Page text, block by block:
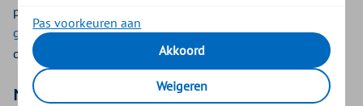
persoonsgebonden budget (pgb). Via de website kun je een
gratis online minicursusdoen met een pgb-test. Daarmee
ontdek je of een pgb bij je past.
Neem contact op met een BIG-
Pas voorkeuren aan
Akkoord
Weigeren